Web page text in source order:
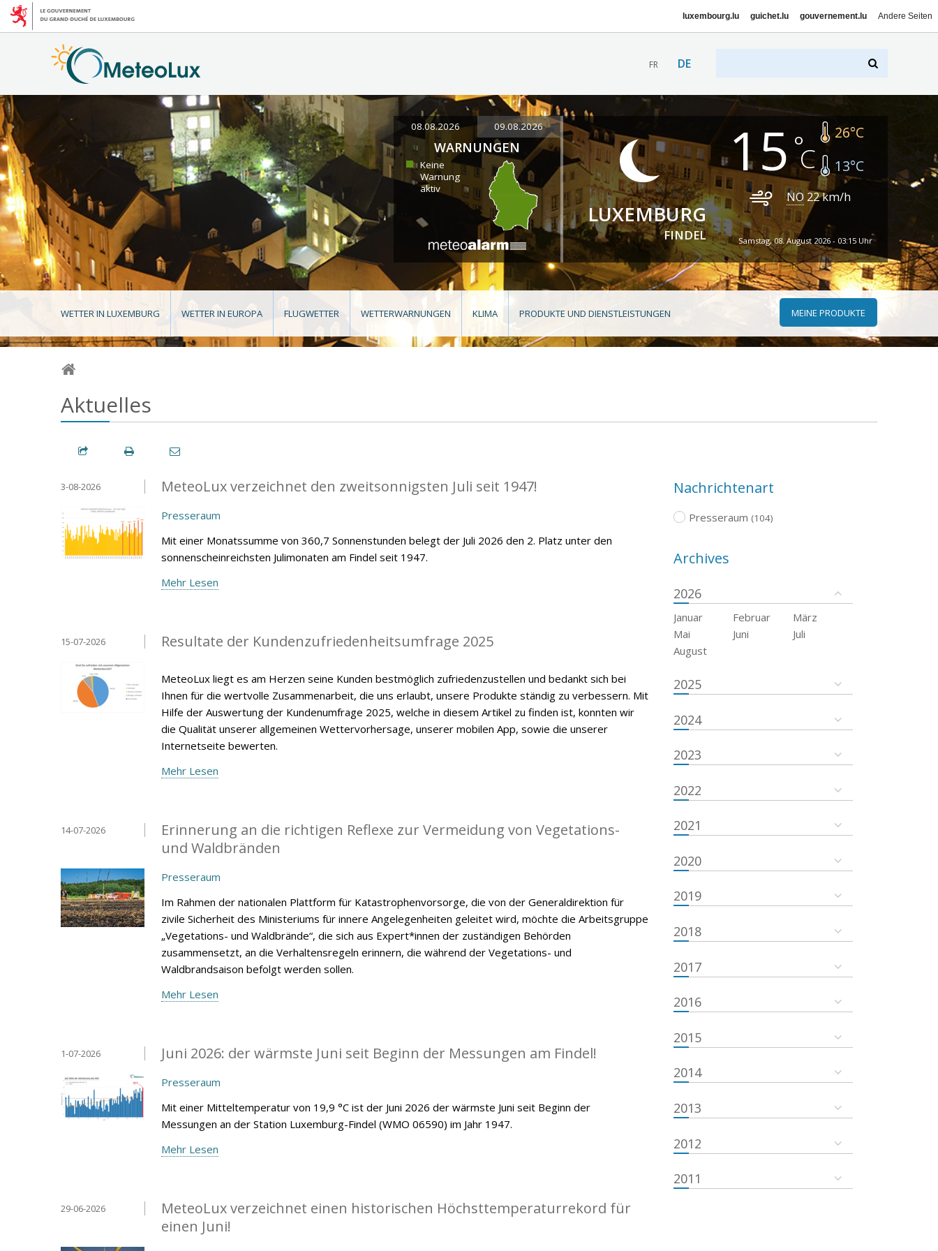
luxembourg.lu guichet.lu gouvernement.lu Andere Seiten
FR DE
08.08.2026 09.08.2026
WARNUNGEN
Keine
Warnung
aktiv
LUXEMBURG
FINDEL
15 26°C
13°C
NO 22km/h
Samstag, 08. August 2026 - 03:15 Uhr
WETTER IN LUXEMBURG WETTER IN EUROPA FLUGWETTER WETTERWARNUNGEN KLIMA PRODUKTE UND DIENSTLEISTUNGEN MEINE PRODUKTE
Aktuelles
MeteoLux verzeichnet den zweitsonnigsten Juli seit 1947!
3-08-2026
Presseraum
Mit einer Monatssumme von 360,7 Sonnenstunden belegt der Juli 2026 den 2. Platz unter den
sonnenscheinreichsten Julimonaten am Findel seit 1947.
Mehr Lesen
Resultate der Kundenzufriedenheitsumfrage 2025
15-07-2026
MeteoLux liegt es am Herzen seine Kunden bestmöglich zufriedenzustellen und bedankt sich bei
Ihnen für die wertvolle Zusammenarbeit, die uns erlaubt, unsere Produkte ständig zu verbessern. Mit
Hilfe der Auswertung der Kundenumfrage 2025, welche in diesem Artikel zu finden ist, konnten wir
die Qualität unserer allgemeinen Wettervorhersage, unserer mobilen App, sowie die unserer
Internetseite bewerten.
Mehr Lesen
Erinnerung an die richtigen Reflexe zur Vermeidung von Vegetations-
und Waldbränden
14-07-2026
Presseraum
Im Rahmen der nationalen Plattform für Katastrophenvorsorge, die von der Generaldirektion für
zivile Sicherheit des Ministeriums für innere Angelegenheiten geleitet wird, möchte die Arbeitsgruppe
„Vegetations- und Waldbrände“, die sich aus Expert*innen der zuständigen Behörden
zusammensetzt, an die Verhaltensregeln erinnern, die während der Vegetations- und
Waldbrandsaison befolgt werden sollen.
Mehr Lesen
Juni 2026: der wärmste Juni seit Beginn der Messungen am Findel!
1-07-2026
Presseraum
Mit einer Mitteltemperatur von 19,9 °C ist der Juni 2026 der wärmste Juni seit Beginn der
Messungen an der Station Luxemburg-Findel (WMO 06590) im Jahr 1947.
Mehr Lesen
MeteoLux verzeichnet einen historischen Höchsttemperaturrekord für
einen Juni!
29-06-2026
Nachrichtenart
Presseraum (104)
Archives
2026
Januar Februar
März
Mai
Juni
Juli
August
2025
2024
2023
2022
2021
2020
2019
2018
2017
2016
2015
2014
2013
2012
2011